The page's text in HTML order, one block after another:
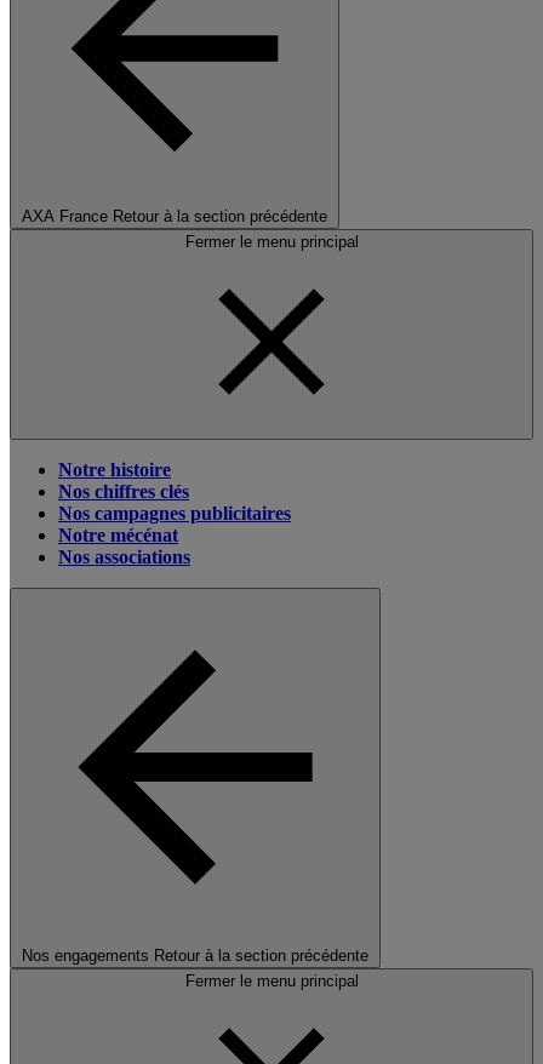
AXA France Retour à la section précédente
Fermer le menu principal
Notre histoire
Nos chiffres clés
Nos campagnes publicitaires
Notre mécénat
Nos associations
Nos engagements Retour à la section précédente
Fermer le menu principal